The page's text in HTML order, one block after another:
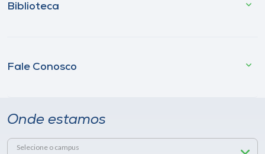
Biblioteca
Fale Conosco
Onde estamos
Selecione o campus